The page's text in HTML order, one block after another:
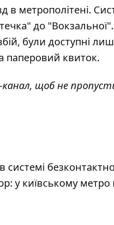
в метрополітені.
до
були доступні
паперовий квиток.
канал, щоб не
системі
у київському